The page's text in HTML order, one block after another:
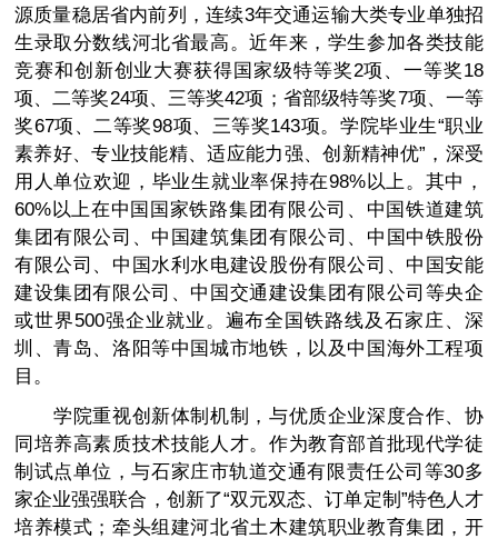
源质量稳居省内前列，连续3年交通运输大类专业单独招
生录取分数线河北省最高。近年来，学生参加各类技能
竞赛和创新创业大赛获得国家级特等奖2项、一等奖18
项、二等奖24项、三等奖42项；省部级特等奖7项、一等
奖67项、二等奖98项、三等奖143项。学院毕业生“职业
素养好、专业技能精、适应能力强、创新精神优”，深受
用人单位欢迎，毕业生就业率保持在98%以上。其中，
60%以上在中国国家铁路集团有限公司、中国铁道建筑
集团有限公司、中国建筑集团有限公司、中国中铁股份
有限公司、中国水利水电建设股份有限公司、中国安能
建设集团有限公司、中国交通建设集团有限公司等央企
或世界500强企业就业。遍布全国铁路线及石家庄、深
圳、青岛、洛阳等中国城市地铁，以及中国海外工程项
目。
学院重视创新体制机制，与优质企业深度合作、协
同培养高素质技术技能人才。作为教育部首批现代学徒
制试点单位，与石家庄市轨道交通有限责任公司等30多
家企业强强联合，创新了“双元双态、订单定制”特色人才
培养模式；牵头组建河北省土木建筑职业教育集团，开